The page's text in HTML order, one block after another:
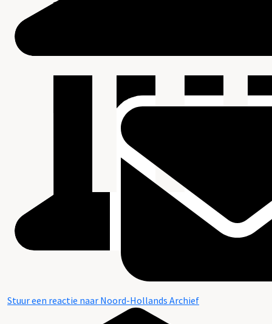
Stuur een reactie naar Noord-Hollands Archief